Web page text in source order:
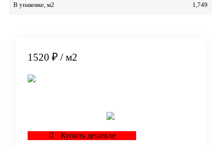
В упаковке, м2 1,749
1520 ₽ / м2
Купить дешевле